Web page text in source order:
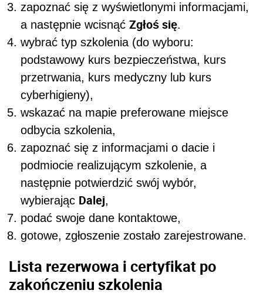
zapoznać się z wyświetlonymi informacjami,
a następnie wcisnąć Zgłoś się.
wybrać typ szkolenia (do wyboru:
podstawowy kurs bezpieczeństwa, kurs
przetrwania, kurs medyczny lub kurs
cyberhigieny),
wskazać na mapie preferowane miejsce
odbycia szkolenia,
zapoznać się z informacjami o dacie i
podmiocie realizującym szkolenie, a
następnie potwierdzić swój wybór,
wybierając Dalej,
podać swoje dane kontaktowe,
gotowe, zgłoszenie zostało zarejestrowane.
Lista rezerwowa i certyfikat po
zakończeniu szkolenia